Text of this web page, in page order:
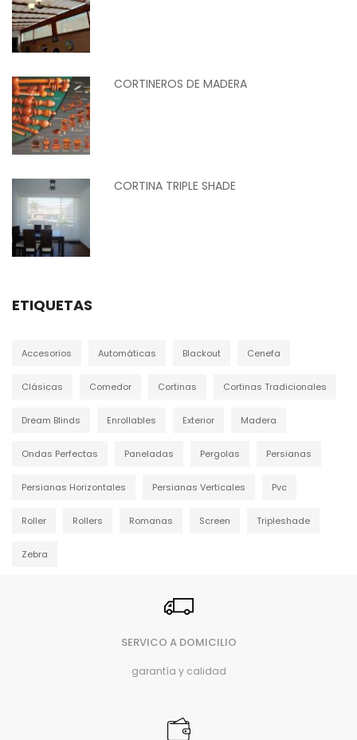
CORTINEROS DE MADERA
CORTINA TRIPLE SHADE
ETIQUETAS
Accesorios Automáticas Blackout Cenefa
Clásicas Comedor Cortinas Cortinas Tradicionales
Dream Blinds Enrollables Exterior Madera
Ondas Perfectas Paneladas Pergolas Persianas
Persianas Horizontales Persianas Verticales Pvc
Roller Rollers Romanas Screen Tripleshade
Zebra
SERVICO A DOMICILIO
garantía y calidad